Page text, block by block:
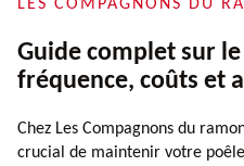
LES COMPAGNONS DU
Guide complet sur
fréquence, coûts et
Chez Les Compagnons du
crucial de maintenir votre